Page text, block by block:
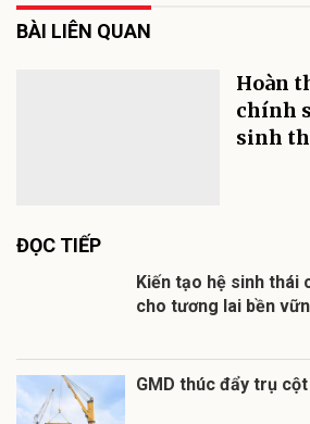
BÀI LIÊN QUAN
Hoàn
chính
sinh
ĐỌC TIẾP
Kiến tạo hệ sinh thái
cho tương lai bền
GMD thúc đẩy trụ